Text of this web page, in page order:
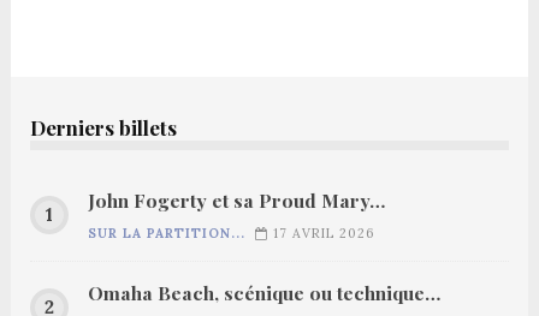
Derniers billets
John Fogerty et sa Proud Mary…
SUR LA PARTITION... 17 AVRIL 2026
Omaha Beach, scénique ou technique…